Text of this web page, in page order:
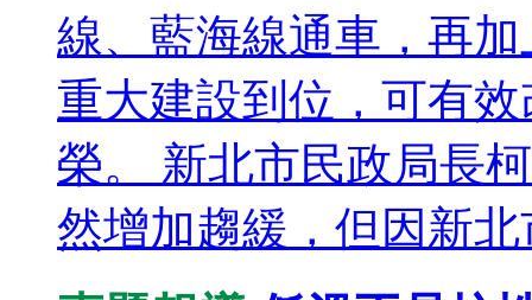
線、藍海線通車，再
重大建設到位，可有
榮。 新北市民政局長
然增加趨緩，但因新